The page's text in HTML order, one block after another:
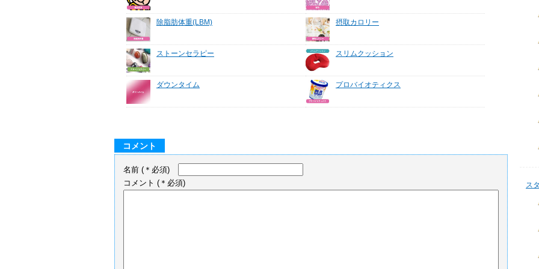
除脂肪体重(LBM) 摂取カロリー
ストーンセラピー スリムクッション
ダウンタイム プロバイオティクス
コメント
名前 (＊必須)
コメント (＊必須) ス